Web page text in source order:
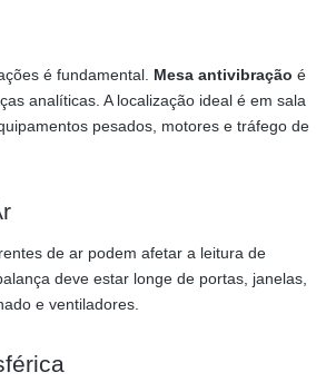
é fundamental. Mesa antivibração é
analíticas. A localização ideal é em sala
pesados, motores e tráfego de
de ar podem afetar a leitura de
deve estar longe de portas, janelas,
e ventiladores.